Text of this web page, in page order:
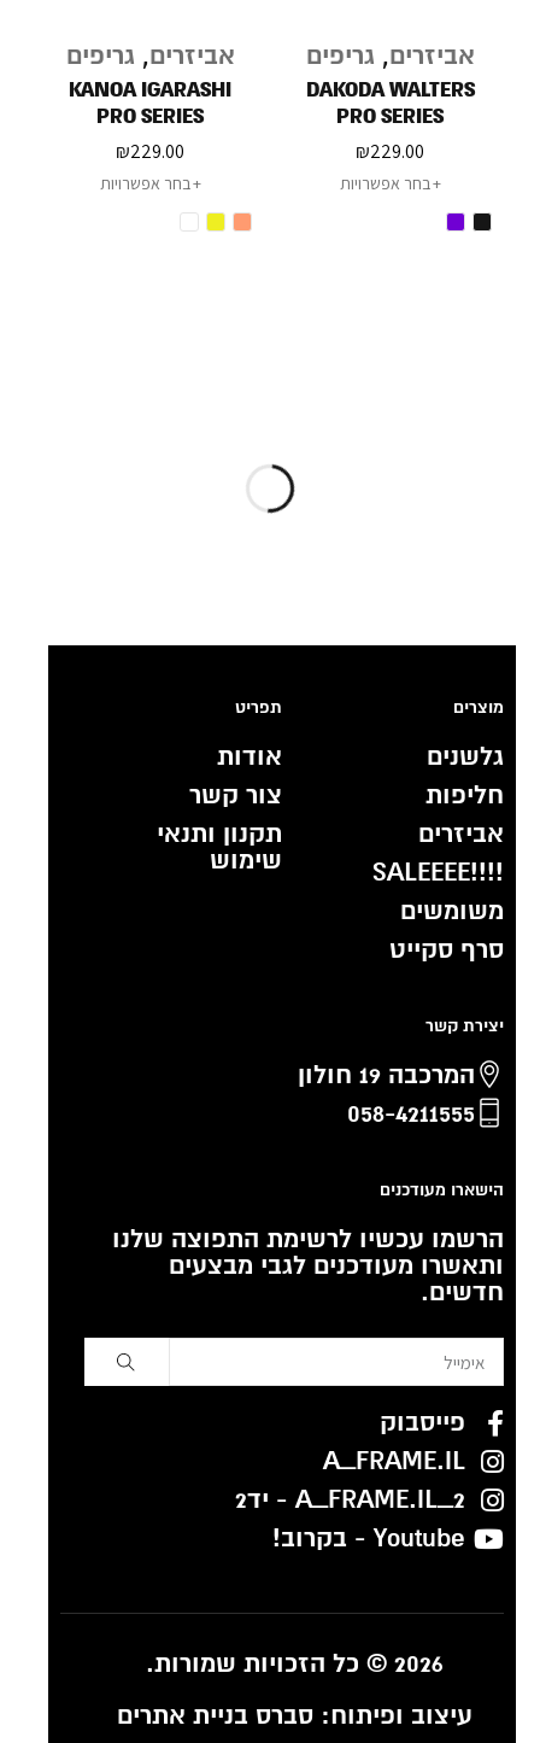
אביזרים, גריפים
DAKODA WALTERS
PRO SERIES
₪229.00
בחר אפשרויות
אביזרים, גריפים
KANOA IGARASHI
PRO SERIES
₪229.00
בחר אפשרויות
מוצרים
גלשנים
חליפות
אביזרים
!!!!SALEEEE
משומשים
סרף סקייט
תפריט
אודות
צור קשר
תקנון ותנאי
שימוש
יצירת קשר
המרכבה 19 חולון
058-4211555
הישארו מעודכנים
הרשמו עכשיו לרשימת התפוצה שלנו
ותאשרו מעודכנים לגבי מבצעים
חדשים.
פייסבוק
A_FRAME.IL
A_FRAME.IL_2 - יד2
Youtube - בקרוב!
2026 © כל הזכויות שמורות.
עיצוב ופיתוח:סברס בניית אתרים